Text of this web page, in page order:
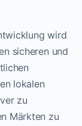
wird
sicheren und
lokalen
zu
Märkten zu